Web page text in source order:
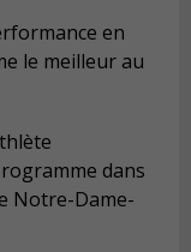
en
le meilleur au
dans
Notre-Dame-